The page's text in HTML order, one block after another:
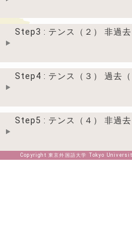
Step3 : テンス（２） 非過去
Step4 : テンス（３） 過去（
Step5 : テンス（４） 非過去
Copyright 東京外国語大学 Tokyo